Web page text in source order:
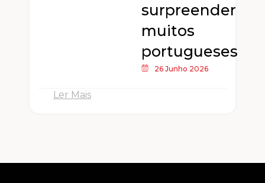
surpreender
muitos
portugueses
26 Junho 2026
Ler Mais